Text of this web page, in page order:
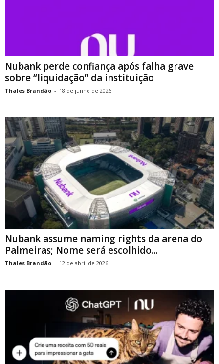
Nubank perde confiança após falha grave
sobre “liquidação” da instituição
Thales Brandão - 18 de junho de 2026
Nubank assume naming rights da arena do
Palmeiras; Nome será escolhido...
Thales Brandão - 12 de abril de 2026